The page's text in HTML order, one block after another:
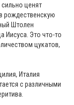
ценят
рождественскую
Штолен
Иисуса. Это что-то
цукатов,
Италия
с различными